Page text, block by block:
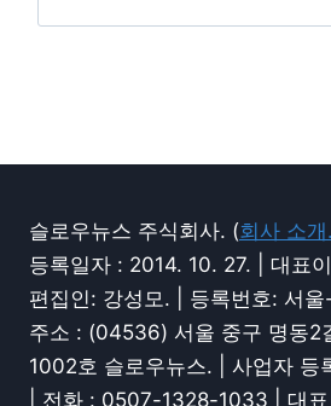
슬로우뉴스 주식회사. (회사 소개.
등록일자 : 2014. 10. 27. | 대표
편집인: 강성모. | 등록번호: 서
주소 : (04536) 서울 중구 명동2
1002호 슬로우뉴스. | 사업자
| 전화 : 0507-1328-1033 | 대